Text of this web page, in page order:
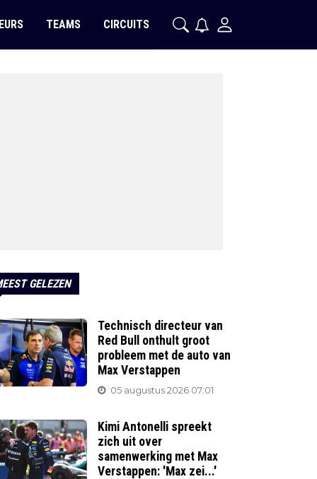
TEAMS CIRCUITS
GELEZEN
Technisch directeur van
Red Bull onthult groot
probleem met de auto van
Max Verstappen
05 augustus 2026 07:01
Kimi Antonelli spreekt
zich uit over
samenwerking met Max
Verstappen: 'Max zei...'